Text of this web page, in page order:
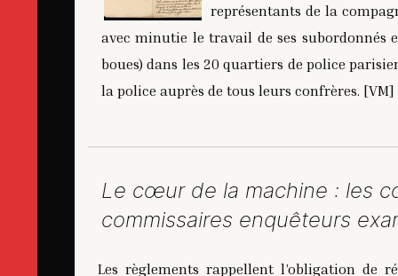
représentants de la
avec minutie le travail de ses subordonnés
boues) dans les 20 quartiers de police
la police auprès de tous leurs confrères. [VM]
Le cœur de la machine : les
commissaires enquêteurs
Les règlements rappellent l’obligation de